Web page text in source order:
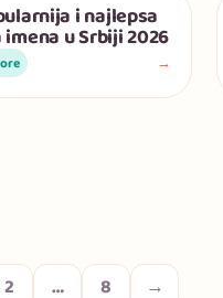
i najlepsa
u Srbiji 2026
→
2 … 8 →